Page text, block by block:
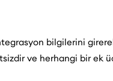
bilgilerini
ve herhangi bir ek